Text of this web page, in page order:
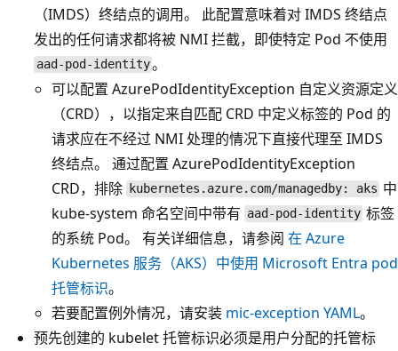
（IMDS）终结点的调用。 此配置意味着对 IMDS 终结点
发出的任何请求都将被 NMI 拦截，即使特定 Pod 不使用
aad-pod-identity。
可以配置 AzurePodIdentityException 自定义资源定义
（CRD），以指定来自匹配 CRD 中定义标签的 Pod 的
请求应在不经过 NMI 处理的情况下直接代理至 IMDS
终结点。 通过配置 AzurePodIdentityException
CRD，排除
kubernetes.azure.com/managedby: aks 中
kube-system 命名空间中带有 aad-pod-identity 标签
的系统 Pod。 有关详细信息，请参阅 在 Azure
Kubernetes 服务（AKS）中使用 Microsoft Entra pod
托管标识。
若要配置例外情况，请安装 mic-exception YAML。
预先创建的 kubelet 托管标识必须是用户分配的托管标